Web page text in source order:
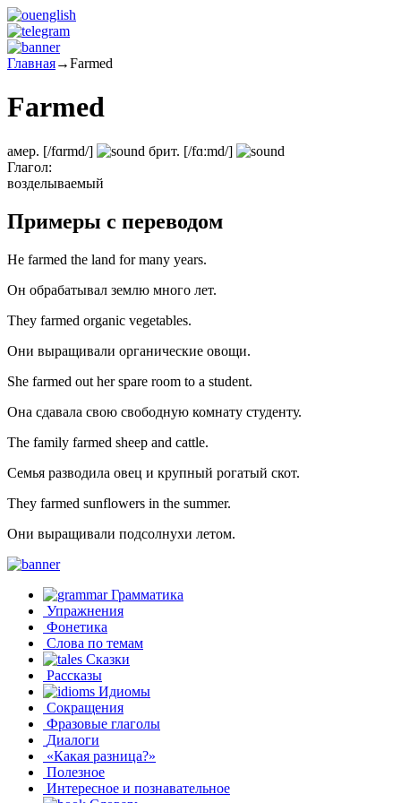
Главная→Farmed
Farmed
амер. [/fɑrmd/] брит. [/fɑːmd/]
Глагол:
возделываемый
Примеры с переводом
He farmed the land for many years.
Он обрабатывал землю много лет.
They farmed organic vegetables.
Они выращивали органические овощи.
She farmed out her spare room to a student.
Она сдавала свою свободную комнату студенту.
The family farmed sheep and cattle.
Семья разводила овец и крупный рогатый скот.
They farmed sunflowers in the summer.
Они выращивали подсолнухи летом.
Грамматика
Упражнения
Фонетика
Слова по темам
Сказки
Рассказы
Идиомы
Сокращения
Фразовые глаголы
Диалоги
«Какая разница?»
Полезное
Интересное и познавательное